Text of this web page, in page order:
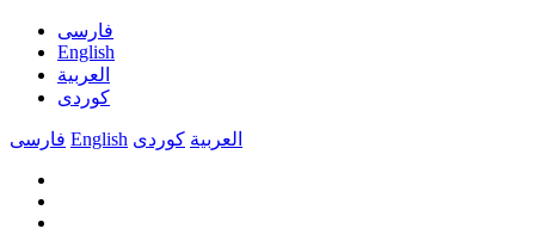
فارسی
English
العربیة
کوردی
فارسی English العربیة کوردی